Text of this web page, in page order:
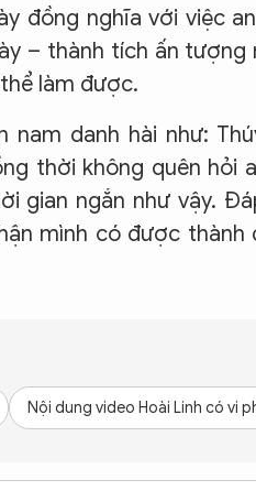
đồng nghĩa với việc
– thành tích ấn tượng
làm được.
danh hài như:
thời không quên hỏi
gian ngắn như vậy.
mình có được thành
Nội dung video Hoài Linh có vi